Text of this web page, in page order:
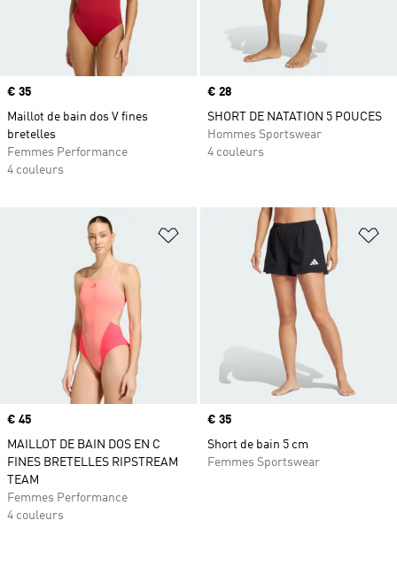
Prix
€ 35
Maillot de bain dos V fines
bretelles
Femmes Performance
4 couleurs
Prix
€ 28
SHORT DE NATATION 5 POUCES
Hommes Sportswear
4 couleurs
Ajouter à la Liste de produits
Prix
€ 45
MAILLOT DE BAIN DOS EN C
FINES BRETELLES RIPSTREAM
TEAM
Femmes Performance
4 couleurs
Prix
€ 35
Short de bain 5 cm
Femmes Sportswear